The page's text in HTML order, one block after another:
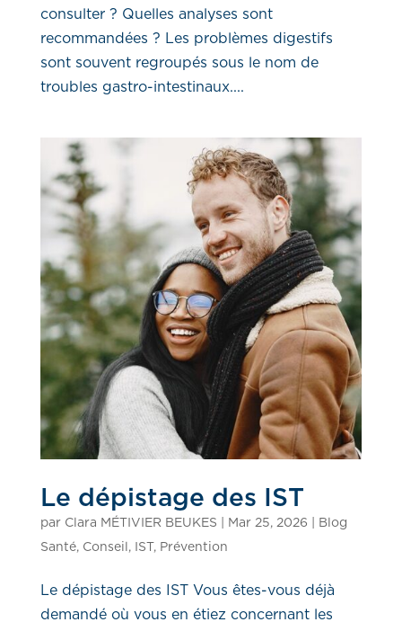
consulter ? Quelles analyses sont
recommandées ? Les problèmes digestifs
sont souvent regroupés sous le nom de
troubles gastro-intestinaux....
Le dépistage des IST
par Clara MÉTIVIER BEUKES Mar 25, 2026
Blog
Santé, Conseil , IST , Prévention
Le dépistage des IST Vous êtes-vous déjà
demandé où vous en étiez concernant les